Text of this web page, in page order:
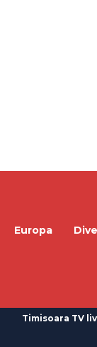
Europa
Timisoara TV